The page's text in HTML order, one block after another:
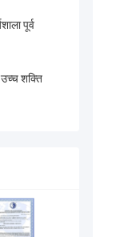
पूर्व
उच्च शक्ति